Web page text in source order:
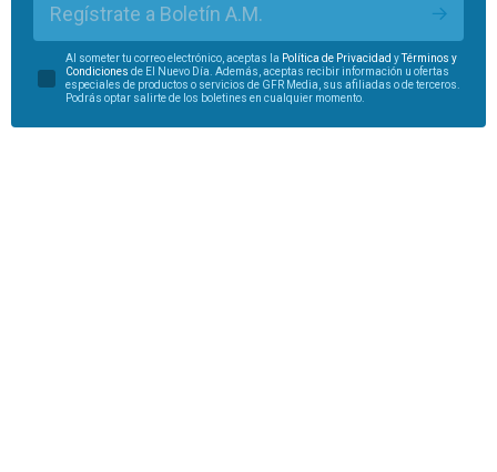
Regístrate a Boletín A.M.
Al someter tu correo electrónico, aceptas la Política de Privacidad yTérminos y
Condiciones de El Nuevo Día. Además, aceptas recibir información u ofertas
especiales de productos o servicios de GFR Media, sus afiliadas o de terceros.
Podrás optar salirte de los boletines en cualquier momento.